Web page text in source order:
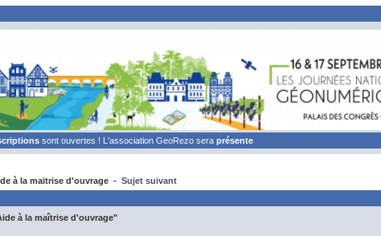
sont ouvertes ! L'association GeoRezo sera présente
à la maitrise d'ouvrage - Sujet suivant
à la maîtrise d'ouvrage"